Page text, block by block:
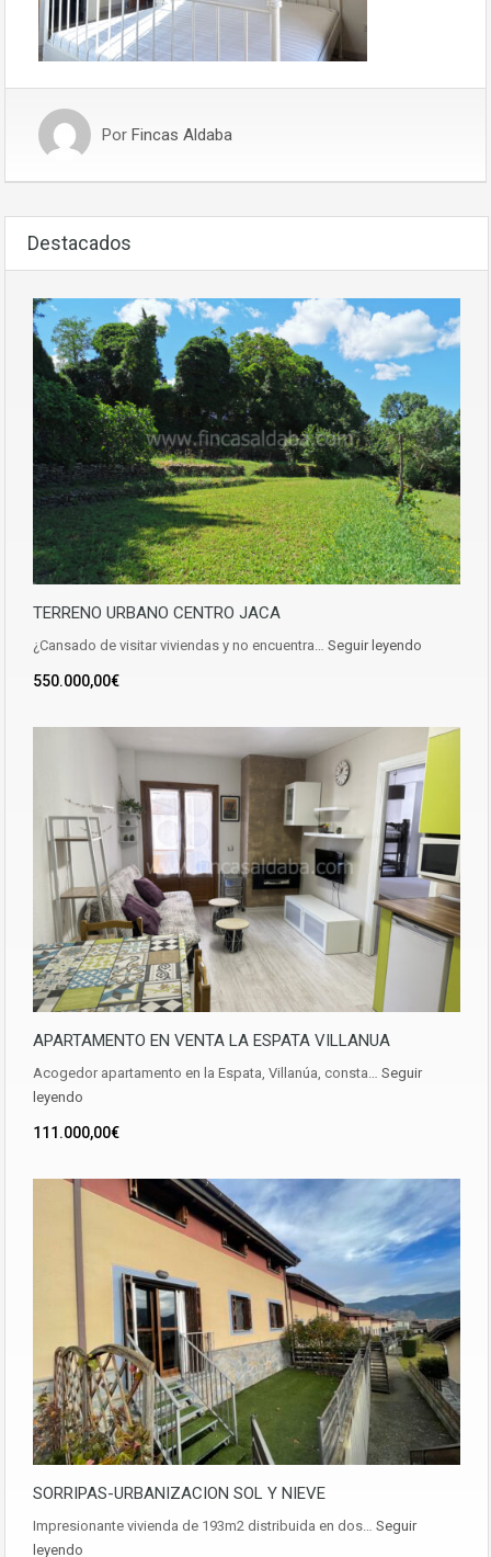
Por Fincas Aldaba
Destacados
TERRENO URBANO CENTRO JACA
¿Cansado de visitar viviendas y no encuentra… Seguir leyendo
550.000,00€
APARTAMENTO EN VENTA LA ESPATA VILLANUA
Acogedor apartamento en la Espata, Villanúa, consta… Seguir
leyendo
111.000,00€
SORRIPAS-URBANIZACION SOL Y NIEVE
Impresionante vivienda de 193m2 distribuida en dos… Seguir
leyendo